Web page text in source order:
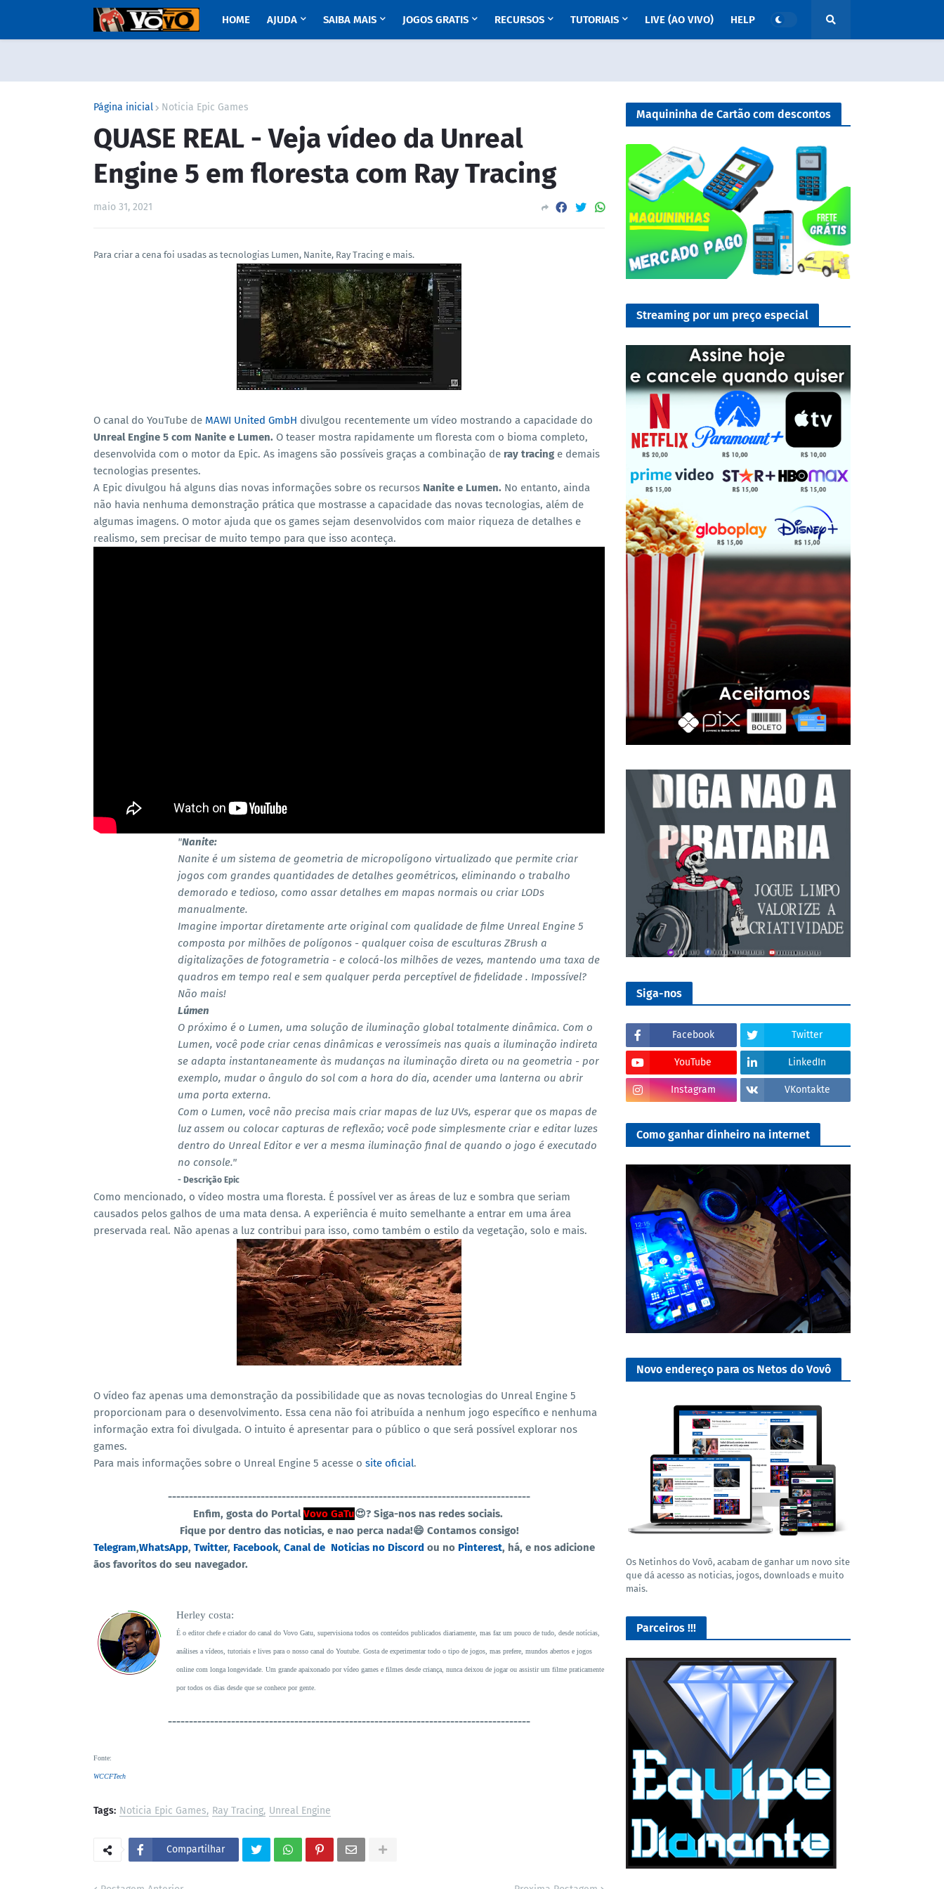
HOME AJUDA SAIBA MAIS JOGOS GRATIS RECURSOS TUTORIAIS LIVE (AO VIVO) HELP
Página inicial Noticia Epic Games
QUASE REAL - Veja vídeo da Unreal
Engine 5 em floresta com Ray Tracing
maio 31, 2021
Para criar a cena foi usadas as tecnologias Lumen, Nanite, Ray Tracing e mais.
O canal do YouTube de MAWI United GmbH divulgou recentemente um vídeo mostrando a capacidade do
Unreal Engine 5 com Nanite e Lumen. O teaser mostra rapidamente um floresta com o bioma completo,
desenvolvida com o motor da Epic. As imagens são possíveis graças a combinação de ray tracing e demais
tecnologias presentes.
A Epic divulgou há alguns dias novas informações sobre os recursos Nanite e Lumen. No entanto, ainda
não havia nenhuma demonstração prática que mostrasse a capacidade das novas tecnologias, além de
algumas imagens. O motor ajuda que os games sejam desenvolvidos com maior riqueza de detalhes e
realismo, sem precisar de muito tempo para que isso aconteça.
"Nanite:
Nanite é um sistema de geometria de micropolígono virtualizado que permite criar
jogos com grandes quantidades de detalhes geométricos, eliminando o trabalho
demorado e tedioso, como assar detalhes em mapas normais ou criar LODs
manualmente.
Imagine importar diretamente arte original com qualidade de filme Unreal Engine 5
composta por milhões de polígonos - qualquer coisa de esculturas ZBrush a
digitalizações de fotogrametria - e colocá-los milhões de vezes, mantendo uma taxa de
quadros em tempo real e sem qualquer perda perceptível de fidelidade . Impossível?
Não mais!
Lúmen
O próximo é o Lumen, uma solução de iluminação global totalmente dinâmica. Com o
Lumen, você pode criar cenas dinâmicas e verossímeis nas quais a iluminação indireta
se adapta instantaneamente às mudanças na iluminação direta ou na geometria - por
exemplo, mudar o ângulo do sol com a hora do dia, acender uma lanterna ou abrir
uma porta externa.
Com o Lumen, você não precisa mais criar mapas de luz UVs, esperar que os mapas de
luz assem ou colocar capturas de reflexão; você pode simplesmente criar e editar luzes
dentro do Unreal Editor e ver a mesma iluminação final de quando o jogo é executado
no console."
- Descrição Epic
Como mencionado, o vídeo mostra uma floresta. É possível ver as áreas de luz e sombra que seriam
causados pelos galhos de uma mata densa. A experiência é muito semelhante a entrar em uma área
preservada real. Não apenas a luz contribui para isso, como também o estilo da vegetação, solo e mais.
O vídeo faz apenas uma demonstração da possibilidade que as novas tecnologias do Unreal Engine 5
proporcionam para o desenvolvimento. Essa cena não foi atribuída a nenhum jogo específico e nenhuma
informação extra foi divulgada. O intuito é apresentar para o público o que será possível explorar nos
games.
Para mais informações sobre o Unreal Engine 5 acesse o site oficial.
--------------------------------------------------------------------------------------
Enfim, gosta do PortalVovo GaTu😍? Siga-nos nas redes sociais.
Fique por dentro das noticias, e nao perca nada!😄 Contamos consigo!
Telegram,WhatsApp, Twitter, Facebook, Canal de Noticias no Discord ou no Pinterest, há, e nos adicione
ãos favoritos do seu navegador.
Herley costa:
É o editor chefe e criador do canal do Vovo Gatu, supervisiona todos os conteúdos publicados diariamente, mas faz um pouco de tudo, desde notícias,
análises a vídeos, tutoriais e lives para o nosso canal do Youtube. Gosta de experimentar todo o tipo de jogos, mas prefere, mundos abertos e jogos
online com longa longevidade. Um grande apaixonado por vídeo games e filmes desde criança, nunca deixou de jogar ou assistir um filme praticamente
por todos os dias desde que se conhece por gente.
--------------------------------------------------------------------------------------
Fonte:
WCCFTech
Tags: Noticia Epic Games Ray Tracing Unreal Engine
Compartilhar
Maquininha de Cartão com descontos
Streaming por um preço especial
Siga-nos
Facebook Twitter
YouTube LinkedIn
Instagram VKontakte
Como ganhar dinheiro na internet
Novo endereço para os Netos do Vovô
Os Netinhos do Vovô, acabam de ganhar um novo site
que dá acesso as noticias, jogos, downloads e muito
mais.
Parceiros !!!